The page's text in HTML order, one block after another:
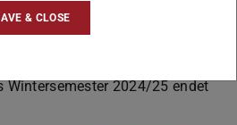
wollen.
zu den Veranstaltungen
finden Sie
Wintersemester 2024/25 endet
& CLOSE